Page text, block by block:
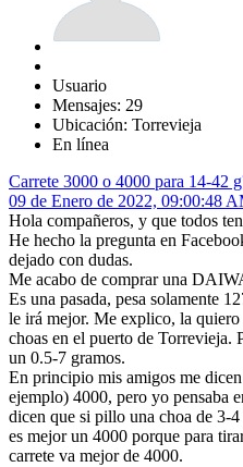
Usuario
Mensajes: 29
Ubicación: Torrevieja
En línea
Carrete 3000 o 4000 para 14-42
09 de Enero de 2022, 09:00:48
Hola compañeros, y que todos
He hecho la pregunta en
dejado con dudas.
Me acabo de comprar una
Es una pasada, pesa solamente
le irá mejor. Me explico, la
choas en el puerto de Torrevieja.
un 0.5-7 gramos.
En principio mis amigos me
ejemplo) 4000, pero yo pensaba
dicen que si pillo una choa de 3-
es mejor un 4000 porque para
carrete va mejor de 4000.